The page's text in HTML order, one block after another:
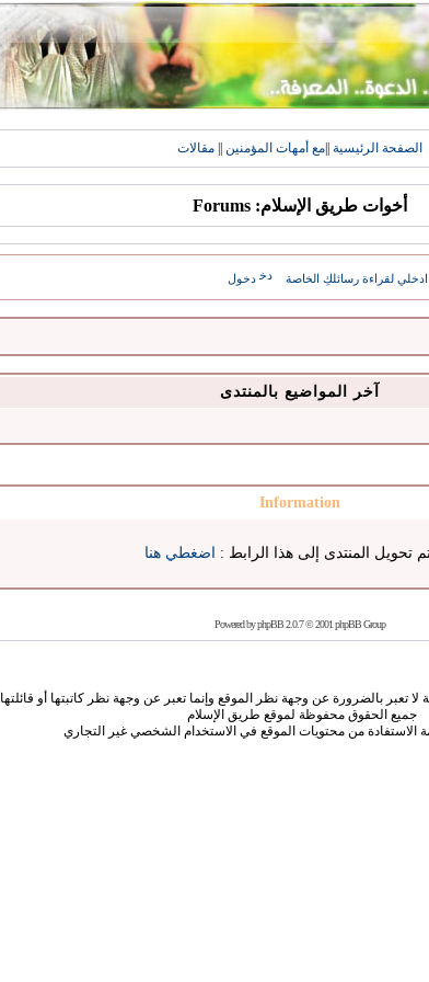
الصفحة الرئيسية مع أمهات المؤمنين مقالات
أخوات طريق الإسلام: Forums
ادخلي لقراءة رسائلكِ الخاصة دخول
آخر المواضيع بالمنتدى
Information
تحويل المنتدى إلى هذا الرابط : اضغطي هنا
Powered byphpBB2.0.7 © 2001 phpBB Group
تعبر بالضرورة عن وجهة نظر الموقع وإنما تعبر عن وجهة نظر كاتبتها أو قائلتها
جميع الحقوق محفوظة لموقع طريق الإسلام
الاستفادة من محتويات الموقع في الاستخدام الشخصي غير التجاري